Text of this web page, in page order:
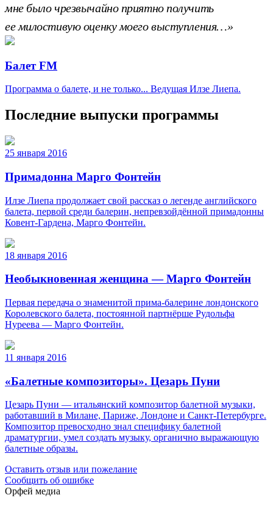
мне было чрезвычайно приятно получить
ее милостивую оценку моего выступления…»
Балет FM
Программа о балете, и не только... Ведущая Илзе Лиепа.
Последние выпуски программы
25 января 2016
Примадонна Марго Фонтейн
Илзе Лиепа продолжает свой рассказ о легенде английского
балета, первой среди балерин, непревзойдённой примадонны
Ковент-Гардена, Марго Фонтейн.
18 января 2016
Необыкновенная женщина — Марго Фонтейн
Первая передача о знаменитой прима-балерине лондонского
Королевского балета, постоянной партнёрше Рудольфа
Нуреева — Марго Фонтейн.
11 января 2016
«Балетные композиторы». Цезарь Пуни
Цезарь Пуни — итальянский композитор балетной музыки,
работавший в Милане, Париже, Лондоне и Санкт-Петербурге.
Композитор превосходно знал специфику балетной
драматургии, умел создать музыку, органично выражающую
балетные образы.
Оставить отзыв или пожелание
Сообщить об ошибке
Орфей медиа